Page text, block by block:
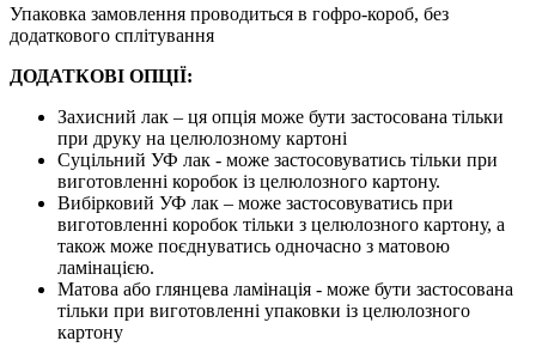
Упаковка замовлення проводиться в гофро-короб, без
додаткового сплітування
ДОДАТКОВІ ОПЦІЇ:
Захисний лак – ця опція може бути застосована тільки
при друку на целюлозному картоні
Суцільний УФ лак - може застосовуватись тільки при
виготовленні коробок із целюлозного картону.
Вибірковий УФ лак – може застосовуватись при
виготовленні коробок тільки з целюлозного картону, а
також може поєднуватись одночасно з матовою
ламінацією.
Матова або глянцева ламінація - може бути застосована
тільки при виготовленні упаковки із целюлозного
картону